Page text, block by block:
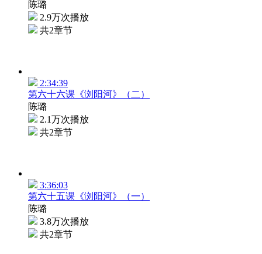
陈璐
2.9万次播放
共2章节
2:34:39
第六十六课《浏阳河》（二）
陈璐
2.1万次播放
共2章节
3:36:03
第六十五课《浏阳河》（一）
陈璐
3.8万次播放
共2章节